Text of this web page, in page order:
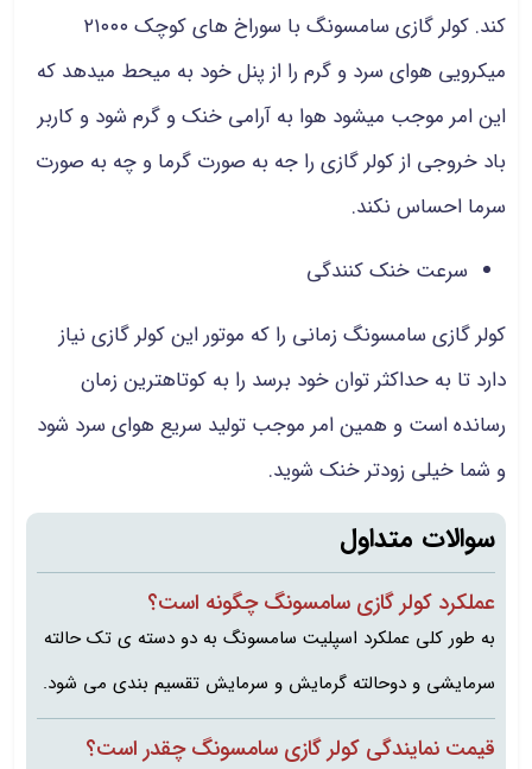
کند. کولر گازی سامسونگ با سوراخ های کوچک ۲۱۰۰۰
میکرویی هوای سرد و گرم را از پنل خود به میحط میدهد که
این امر موجب میشود هوا به آرامی خنک و گرم شود و کاربر
باد خروجی از کولر گازی را جه به صورت گرما و چه به صورت
سرما احساس نکند.
سرعت خنک کنندگی
کولر گازی سامسونگ زمانی را که موتور این کولر گازی نیاز
دارد تا به حداکثر توان خود برسد را به کوتاهترین زمان
رسانده است و همین امر موجب تولید سریع هوای سرد شود
و شما خیلی زودتر خنک شوید.
سوالات متداول
عملکرد کولر گازی سامسونگ چگونه است؟
به طور کلی عملکرد اسپلیت سامسونگ به دو دسته ی تک حالته
سرمایشی و دوحالته گرمایش و سرمایش تقسیم بندی می شود.
قیمت نمایندگی کولر گازی سامسونگ چقدر است؟